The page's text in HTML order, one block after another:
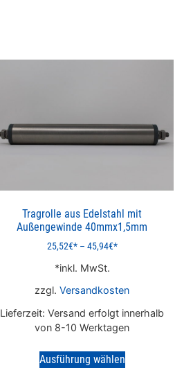
Tragrolle aus Edelstahl mit
Außengewinde 40mmx1,5mm
25,52€ – 45,94€
inkl. MwSt.
zzgl. Versandkosten
Lieferzeit: Versand erfolgt innerhalb
von 8-10 Werktagen
Ausführung wählen